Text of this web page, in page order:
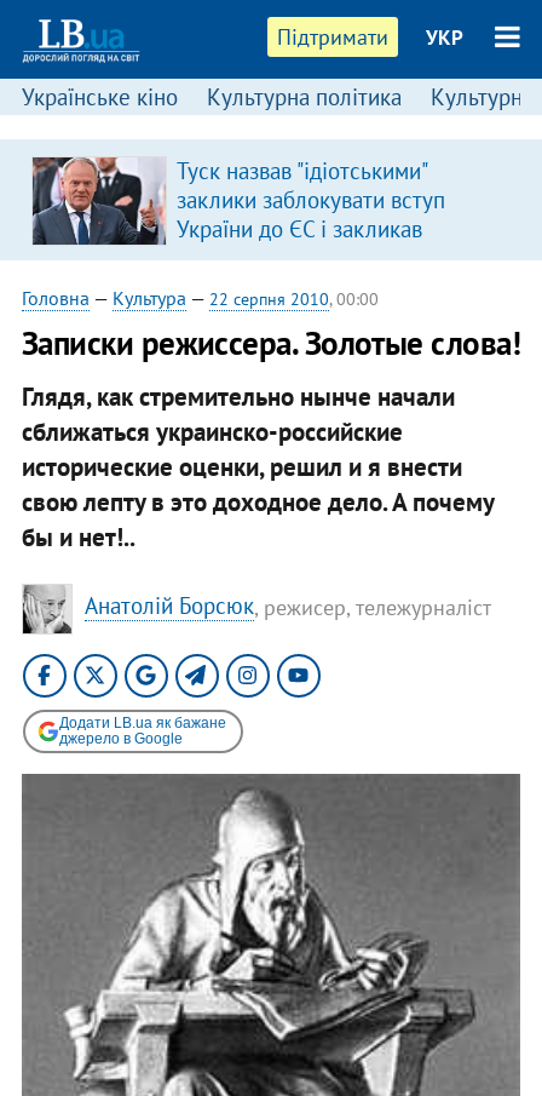
Підтримати УКР
Українське кіно Культурна політика Культурні
Туск назвав "ідіотськими"
заклики заблокувати вступ
України до ЄС і закликав
припинити антиукраїнську
риторику
Головна — Культура — 22 серпня 2010, 00:00
​Записки режиссера. Золотые слова!
Глядя, как стремительно нынче начали
сближаться украинско-российские
исторические оценки, решил и я внести
свою лепту в это доходное дело. А почему
бы и нет!..
Анатолій Борсюк, режисер, тележурналіст
Додати LB.ua як бажане
джерело в Google